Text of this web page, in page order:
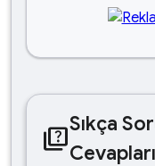
quizSıkça
Cevapları